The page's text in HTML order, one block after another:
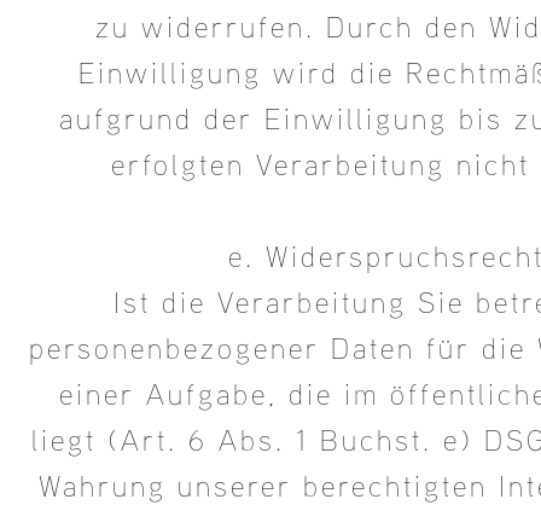
zu widerrufen. Durch den
Einwilligung wird die
aufgrund der Einwilligung bis
erfolgten Verarbeitung
e.
Ist die Verarbeitung Sie
personenbezogener Daten für die
einer Aufgabe, die im
liegt (Art. 6 Abs. 1 Buchst. e)
Wahrung unserer berechtigten